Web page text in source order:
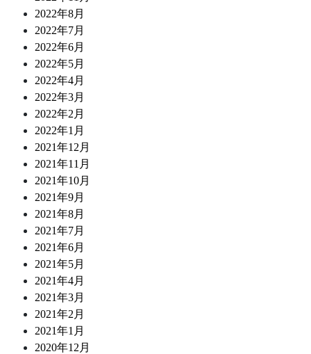
2022年8月
2022年7月
2022年6月
2022年5月
2022年4月
2022年3月
2022年2月
2022年1月
2021年12月
2021年11月
2021年10月
2021年9月
2021年8月
2021年7月
2021年6月
2021年5月
2021年4月
2021年3月
2021年2月
2021年1月
2020年12月